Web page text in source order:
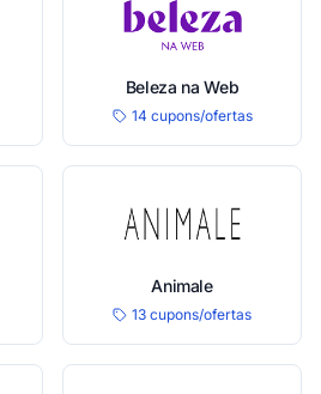
Beleza na Web
14 cupons/ofertas
Animale
13 cupons/ofertas